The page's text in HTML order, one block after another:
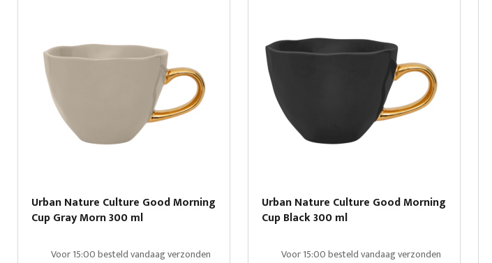
Urban Nature Culture Good Morning
Cup Gray Morn 300 ml
Voor 15:00 besteld vandaag verzonden
Urban Nature Culture Good Morning
Cup Black 300 ml
Voor 15:00 besteld vandaag verzonden